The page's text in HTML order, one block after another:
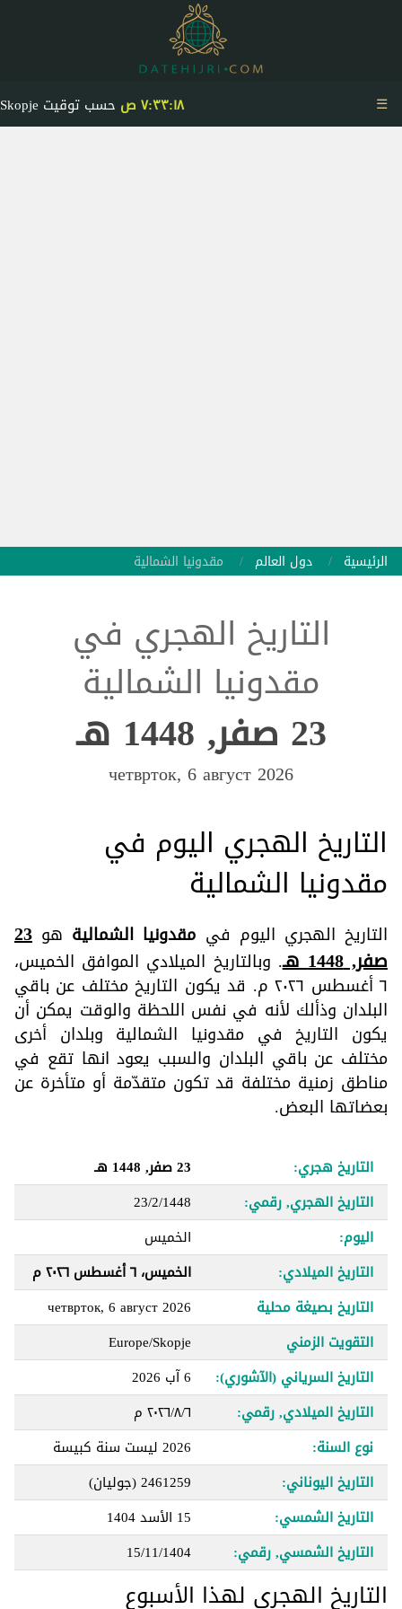
٧:٣٣:١٩ ص حسب توقيت Skopje ☰
الرئيسية دول العالم مقدونيا الشمالية
التاريخ الهجري في
مقدونيا الشمالية
23 صفر, 1448 هـ
четврток, 6 август 2026
التاريخ الهجري اليوم في
مقدونيا الشمالية
التاريخ الهجري اليوم في مقدونيا الشمالية هو 23
صفر, 1448 هـ . وبالتاريخ الميلادي الموافق الخميس،
٦ أغسطس ٢٠٢٦ م. قد يكون التاريخ مختلف عن باقي
البلدان وذألك لأنه في نفس اللحظة والوقت يمكن أن
يكون التاريخ في مقدونيا الشمالية وبلدان أخرى
مختلف عن باقي البلدان والسبب يعود انها تقع في
مناطق زمنية مختلفة قد تكون متقدّمة أو متأخرة عن
بعضاتها البعض.
التاريخ هجري:
23 صفر, 1448 هـ
التاريخ الهجري, رقمي:
23/2/1448
اليوم:
الخميس
التاريخ الميلادي:
الخميس، ٦ أغسطس ٢٠٢٦ م
التاريخ بصيغة محلية
четврток, 6 август 2026
التقويت الزمني
Europe/Skopje
التاريخ السرياني (الآشوري):
6 آب 2026
التاريخ الميلادي, رقمي:
٦‏/٨‏/٢٠٢٦ م
نوع السنة:
2026 ليست سنة كبيسة
التاريخ اليوناني:
2461259 (جوليان)
التاريخ الشمسي:
15 الأسد 1404
التاريخ الشمسي, رقمي:
15/11/1404
التاريخ الهجري لهذا الأسبوع